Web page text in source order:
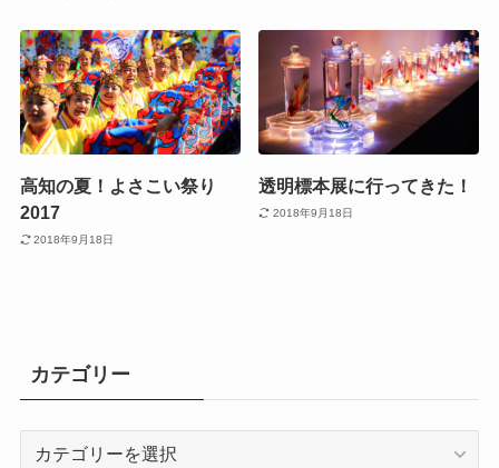
高知の夏！よさこい祭り
2017
2018年9月18日
透明標本展に行ってきた！
2018年9月18日
カテゴリー